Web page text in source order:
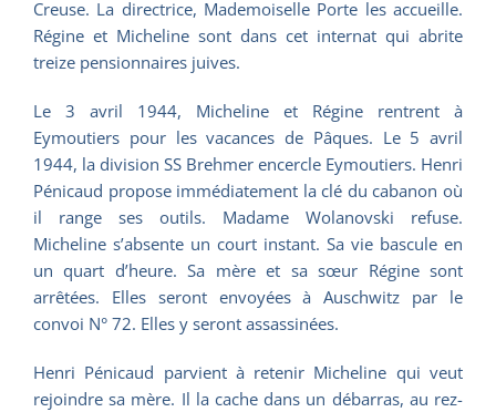
Creuse. La directrice, Mademoiselle Porte les accueille.
Régine et Micheline sont dans cet internat qui abrite
treize pensionnaires juives.
Le 3 avril 1944, Micheline et Régine rentrent à
Eymoutiers pour les vacances de Pâques. Le 5 avril
1944, la division SS Brehmer encercle Eymoutiers. Henri
Pénicaud propose immédiatement la clé du cabanon où
il range ses outils. Madame Wolanovski refuse.
Micheline s’absente un court instant. Sa vie bascule en
un quart d’heure. Sa mère et sa sœur Régine sont
arrêtées. Elles seront envoyées à Auschwitz par le
convoi N° 72. Elles y seront assassinées.
Henri Pénicaud parvient à retenir Micheline qui veut
rejoindre sa mère. Il la cache dans un débarras, au rez-